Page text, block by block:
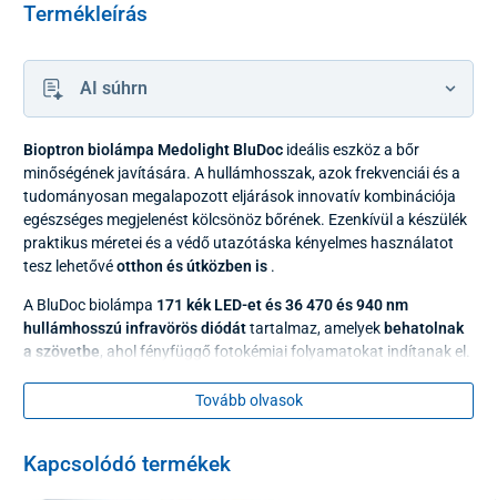
Termékleírás
AI súhrn
Bioptron biolámpa Medolight BluDoc ideális eszköz a bőr
minőségének javítására. A hullámhosszak, azok frekvenciái és a
tudományosan megalapozott eljárások innovatív kombinációja
egészséges megjelenést kölcsönöz bőrének. Ezenkívül a készülék
praktikus méretei és a védő utazótáska kényelmes használatot
tesz lehetővéotthon és útközben is .
A BluDoc biolámpa 171 kék LED-et és 36 470 és 940 nm
hullámhosszú infravörös diódáttartalmaz, amelyek behatolnak
a szövetbe, ahol fényfüggő fotokémiai folyamatokat indítanak el.
energiát adnak a sejtes mitokondriumokhoz. Így
életfolyamatai és védőrendszereik meghosszabbodnak.
A kék hullámtartományt nagy intenzitással nyeli el a fényre
Tovább olvasok
Kapcsolódó termékek